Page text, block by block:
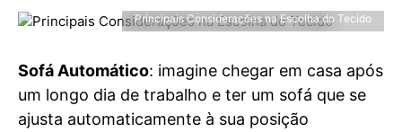
Principais Considerações na Escolha do Tecido
Sofá Automático: imagine chegar em casa após
um longo dia de trabalho e ter um sofá que se
ajusta automaticamente à sua posição